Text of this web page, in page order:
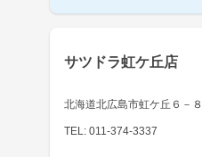
サツドラ虹ケ丘店
北海道北広島市虹ケ丘６－８
TEL: 011-374-3337